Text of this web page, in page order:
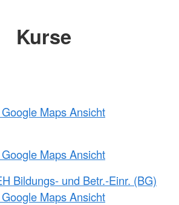
Kurse
Maps Ansicht
Maps Ansicht
Bildungs- und Betr.-Einr. (BG)
Maps Ansicht